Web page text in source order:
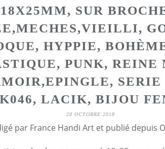
SUR
HYPPIE,
PUNK, REINE
SERIE
LACIK, BIJOU
20 OCTOBRE 2018
par France Handi Art et publié depuis